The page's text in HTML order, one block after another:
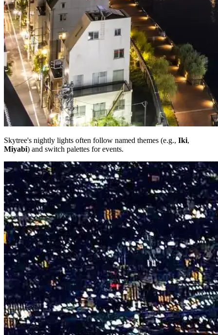
Skytree's nightly lights often follow named themes (e.g., Iki,
Miyabi) and switch palettes for events.